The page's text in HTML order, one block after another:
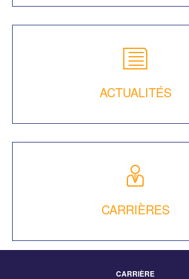
ACTUALITÉS
CARRIÈRES
CARRIÈRE